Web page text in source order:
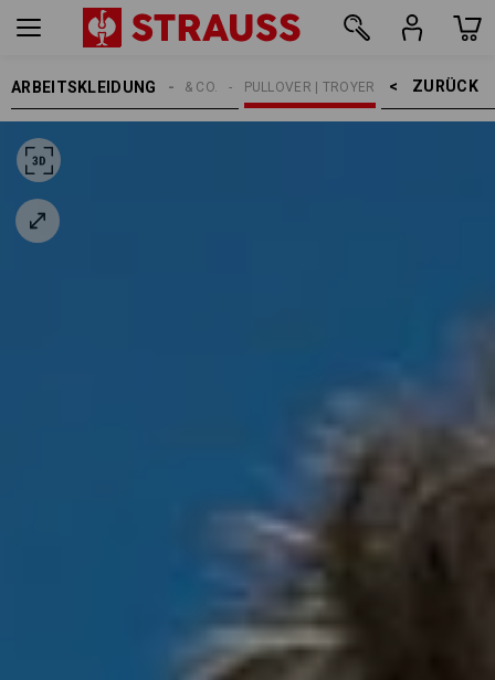
ARBEITSKLEIDUNG ZURÜCK    >
PULLOVER | TROYER
SHIRTS & CO.
HERREN